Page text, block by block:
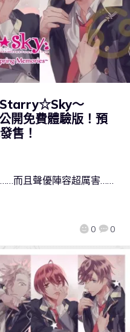
Starry☆Sky〜
開免費體驗版！預
售！
0 0
而且聲優陣容超厲害……